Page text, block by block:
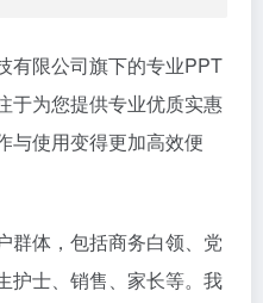
有限公司旗下的专业PPT
于为您提供专业优质实惠
与使用变得更加高效便
群体，包括商务白领、党
护士、销售、家长等。我